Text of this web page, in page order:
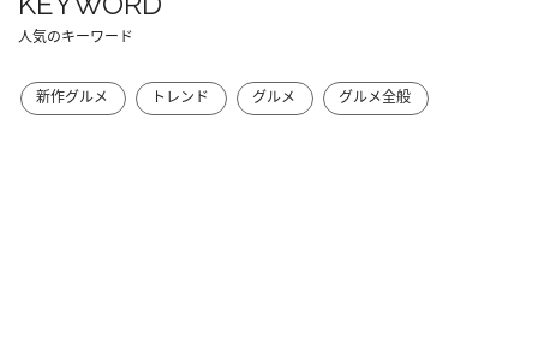
人気のキーワード
新作グルメ トレンド グルメ グルメ全般